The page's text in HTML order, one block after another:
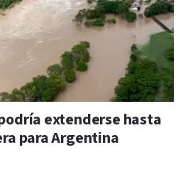
extenderse hasta
para Argentina